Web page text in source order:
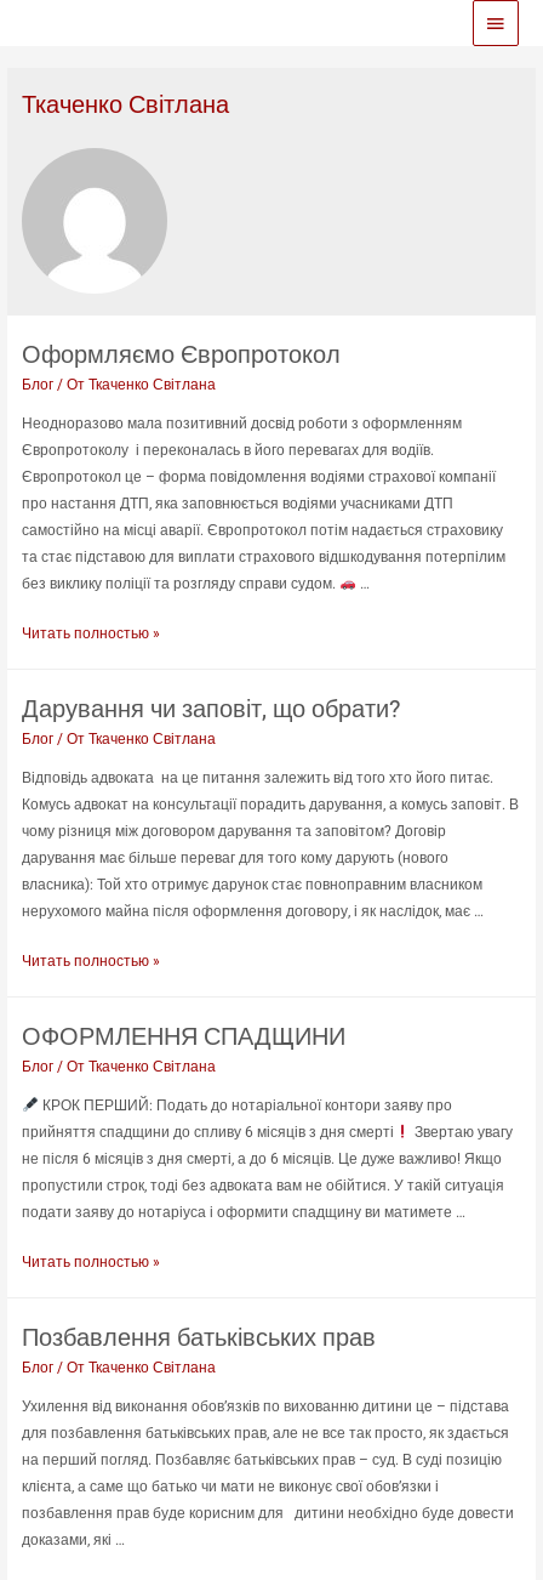
Ткаченко Світлана
Оформляємо Європротокол
Блог / От Ткаченко Світлана
Неодноразово мала позитивний досвід роботи з оформленням
Європротоколу і переконалась в його перевагах для водіїв.
Європротокол це – форма повідомлення водіями страхової компанії
про настання ДТП, яка заповнюється водіями учасниками ДТП
самостійно на місці аварії. Європротокол потім надається страховику
та стає підставою для виплати страхового відшкодування потерпілим
без виклику поліції та розгляду справи судом.
…
Оформляємо
Читать полностью »
Дарування чи заповіт, що обрати?
Блог / От Ткаченко Світлана
Відповідь адвоката на це питання залежить від того хто його питає.
Комусь адвокат на консультації порадить дарування, а комусь заповіт. В
чому різниця між договором дарування та заповітом? Договір
дарування має більше переваг для того кому дарують (нового
власника): Той хто отримує дарунок стає повноправним власником
нерухомого майна після оформлення договору, і як наслідок, має …
Дарування
що
обрати?
Читать полностью »
ОФОРМЛЕННЯ СПАДЩИНИ
Блог / От Ткаченко Світлана
КРОК ПЕРШИЙ: Подать до нотаріальної контори заяву про
прийняття спадщини до спливу 6 місяців з дня смерті
Звертаю увагу
не після 6 місяців з дня смерті, а до 6 місяців. Це дуже важливо! Якщо
пропустили строк, тоді без адвоката вам не обійтися. У такій ситуація
подати заяву до нотаріуса і оформити спадщину ви матимете …
ОФОРМЛЕННЯ
Читать полностью »
Позбавлення батьківських прав
Блог / От Ткаченко Світлана
Ухилення від виконання обов’язків по вихованню дитини це – підстава
для позбавлення батьківських прав, але не все так просто, як здається
на перший погляд. Позбавляє батьківських прав – суд. В суді позицію
клієнта, а саме що батько чи мати не виконує свої обов’язки і
позбавлення прав буде корисним для дитини необхідно буде довести
доказами, які …